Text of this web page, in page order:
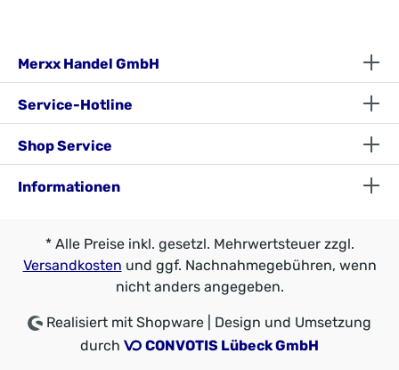
Merxx Handel GmbH
Service-Hotline
Shop Service
Informationen
* Alle Preise inkl. gesetzl. Mehrwertsteuer zzgl.
Versandkosten und ggf. Nachnahmegebühren, wenn
nicht anders angegeben.
Realisiert mit Shopware | Design und Umsetzung
durch
CONVOTIS Lübeck GmbH